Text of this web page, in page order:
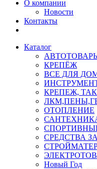
О компании
Новости
Контакты
Каталог
КРЕПЁЖ
ВСЕ ДЛЯ
КРЕПЕЖ,
ОТОПЛЕНИЕ
СРЕДСТВА
Новый Год